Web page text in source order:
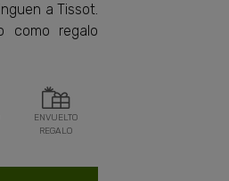
a Tissot.
como regalo
ENVUELTO
REGALO